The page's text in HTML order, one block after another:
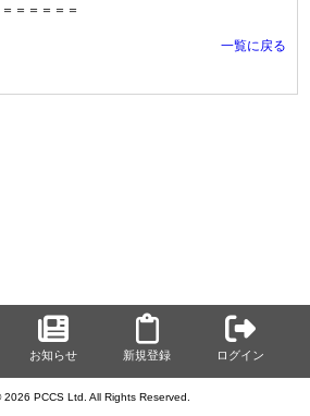
＝＝＝＝＝
一覧に戻る
お知らせ 新規登録 ログイン
PCCS Ltd. All Rights Reserved.